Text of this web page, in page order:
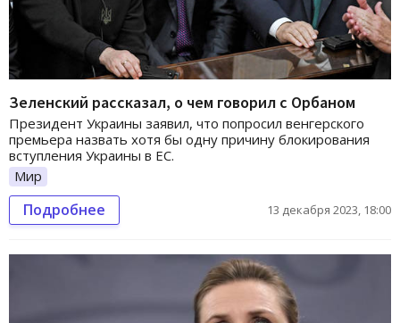
Зеленский рассказал, о чем говорил с Орбаном
Президент Украины заявил, что попросил венгерского
премьера назвать хотя бы одну причину блокирования
вступления Украины в ЕС.
Мир
Подробнее 13 декабря 2023, 18:00